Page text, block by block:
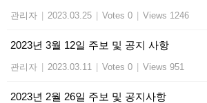
관리자 | 2023.03.25 | Votes 0 | Views 1246
2023년 3월 12일 주보 및 공지 사항
관리자 | 2023.03.11 | Votes 0 | Views 951
2023년 2월 26일 주보 및 공지사항